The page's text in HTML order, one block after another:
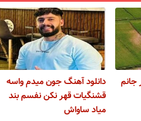
جانم
دانلود آهنگ جون میدم واسه
قشنگیات قهر نکن نفسم بند
میاد ساواش